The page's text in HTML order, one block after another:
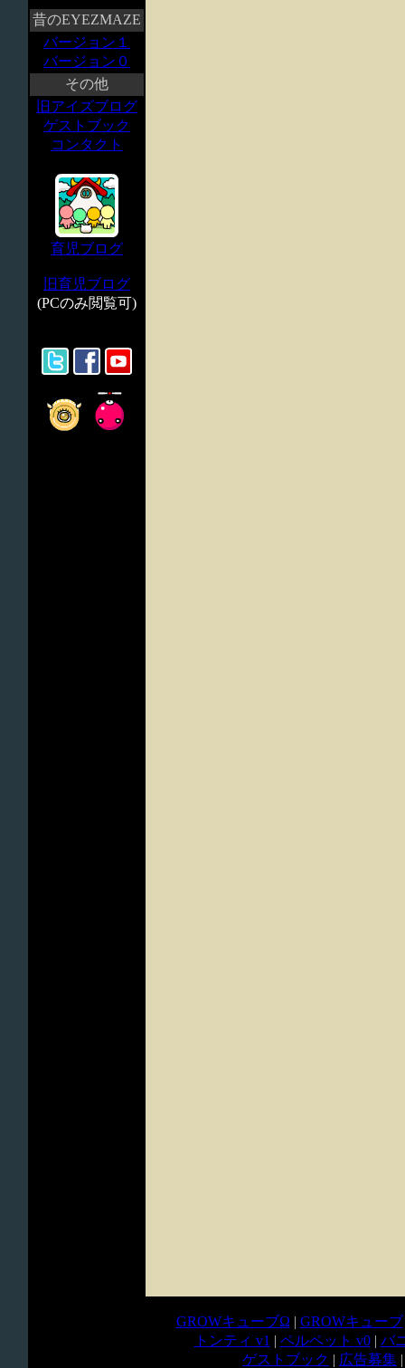
昔のEYEZMAZE
バージョン１
バージョン０
その他
旧アイズブログ
ゲストブック
コンタクト
育児ブログ
旧育児ブログ
(PCのみ閲覧可)
GROWキューブΩ | GROWキューブ
トンティ v1 | ペルペット v0| バ
ゲストブック | 広告募集